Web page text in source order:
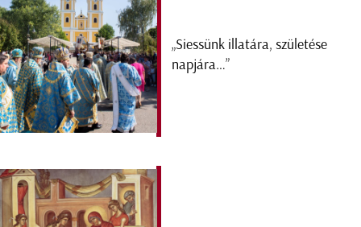
„Siessünk illatára, születése
napjára…”